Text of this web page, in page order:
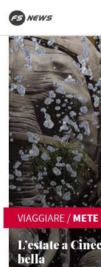
VIAGGIARE / METE
L’estate a
bella